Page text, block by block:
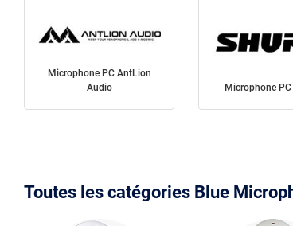
Microphone PC AntLion
Audio
Microphone PC
Toutes les catégories Blue